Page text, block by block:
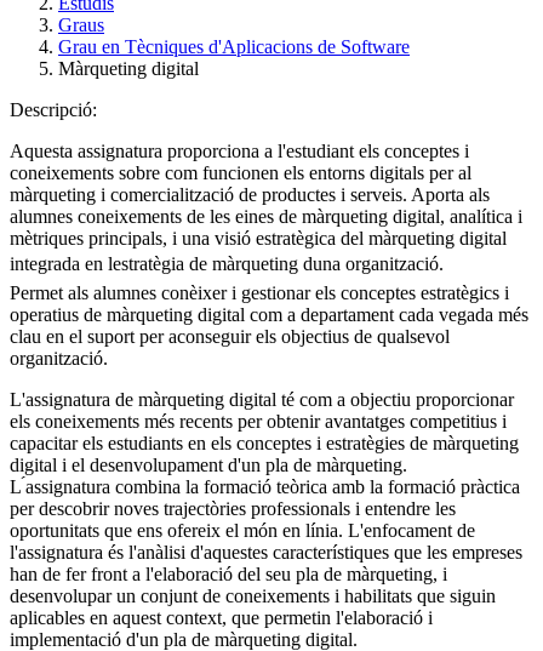
Graus
Grau en Tècniques d'Aplicacions de Software
Màrqueting digital
Descripció:
Aquesta assignatura proporciona a l'estudiant els conceptes i
coneixements sobre com funcionen els entorns digitals per al
màrqueting i comercialització de productes i serveis. Aporta als
alumnes coneixements de les eines de màrqueting digital, analítica i
mètriques principals, i una visió estratègica del màrqueting digital
integrada en lestratègia de màrqueting duna organització.
Permet als alumnes conèixer i gestionar els conceptes estratègics i
operatius de màrqueting digital com a departament cada vegada més
clau en el suport per aconseguir els objectius de qualsevol
organització.
L'assignatura de màrqueting digital té com a objectiu proporcionar
els coneixements més recents per obtenir avantatges competitius i
capacitar els estudiants en els conceptes i estratègies de màrqueting
digital i el desenvolupament d'un pla de màrqueting.
L ́assignatura combina la formació teòrica amb la formació pràctica
per descobrir noves trajectòries professionals i entendre les
oportunitats que ens ofereix el món en línia. L'enfocament de
l'assignatura és l'anàlisi d'aquestes característiques que les empreses
han de fer front a l'elaboració del seu pla de màrqueting, i
desenvolupar un conjunt de coneixements i habilitats que siguin
aplicables en aquest context, que permetin l'elaboració i
implementació d'un pla de màrqueting digital.